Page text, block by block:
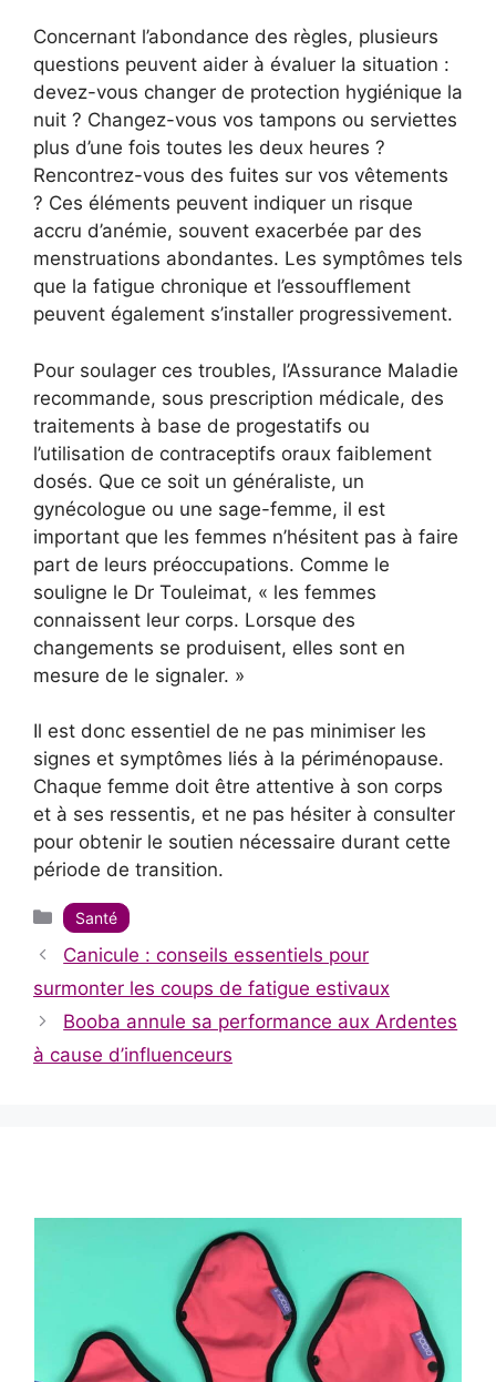
Concernant l’abondance des règles, plusieurs
questions peuvent aider à évaluer la situation :
devez-vous changer de protection hygiénique la
nuit ? Changez-vous vos tampons ou serviettes
plus d’une fois toutes les deux heures ?
Rencontrez-vous des fuites sur vos vêtements
? Ces éléments peuvent indiquer un risque
accru d’anémie, souvent exacerbée par des
menstruations abondantes. Les symptômes tels
que la fatigue chronique et l’essoufflement
peuvent également s’installer progressivement.
Pour soulager ces troubles, l’Assurance Maladie
recommande, sous prescription médicale, des
traitements à base de progestatifs ou
l’utilisation de contraceptifs oraux faiblement
dosés. Que ce soit un généraliste, un
gynécologue ou une sage-femme, il est
important que les femmes n’hésitent pas à faire
part de leurs préoccupations. Comme le
souligne le Dr Touleimat, « les femmes
connaissent leur corps. Lorsque des
changements se produisent, elles sont en
mesure de le signaler. »
Il est donc essentiel de ne pas minimiser les
signes et symptômes liés à la périménopause.
Chaque femme doit être attentive à son corps
et à ses ressentis, et ne pas hésiter à consulter
pour obtenir le soutien nécessaire durant cette
période de transition.
Catégories
Santé
Canicule : conseils essentiels pour
surmonter les coups de fatigue estivaux
Booba annule sa performance aux Ardentes
à cause d’influenceurs